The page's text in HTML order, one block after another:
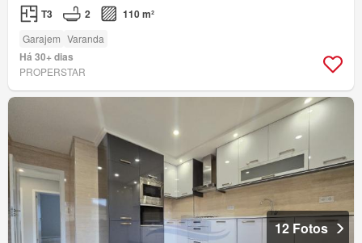
T3 2 110 m²
Garajem Varanda
Há 30+ dias
PROPERSTAR
12 Fotos